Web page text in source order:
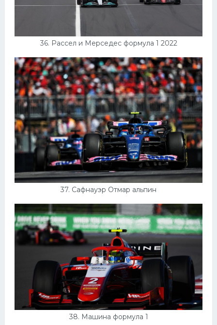
36. Рассел и Мерседес формула 1 2022
37. Сафнауэр Отмар альпин
38. Машина формула 1